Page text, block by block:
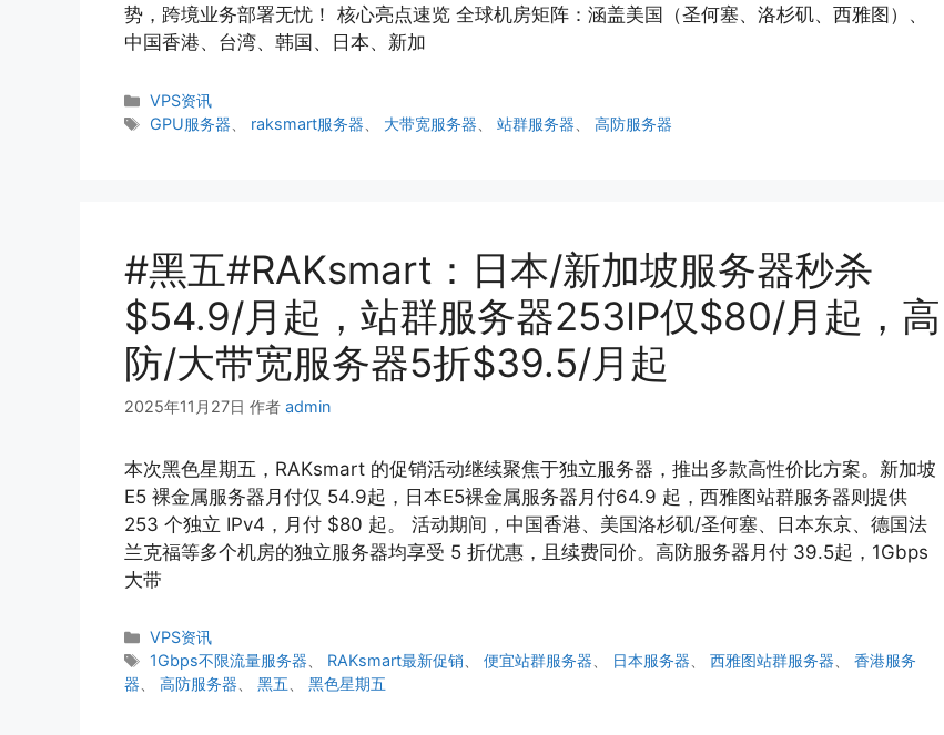
势，跨境业务部署无忧！ 核心亮点速览 全球机房矩阵：涵盖美国（圣何塞、洛杉矶、西雅图）、
中国香港、台湾、韩国、日本、新加
分
类
VPS资讯
标
GPU服务器 raksmart服务器 大带宽服务器 、站群服务器 、高防服务器
#黑五#RAKsmart：日本/新加坡服务器秒杀
$54.9/月起，站群服务器253IP仅$80/月起，高
防/大带宽服务器5折$39.5/月起
2025年11月27日 作者 admin
本次黑色星期五，RAKsmart 的促销活动继续聚焦于独立服务器，推出多款高性价比方案。新加坡
E5 裸金属服务器月付仅 54.9起，日本E5裸金属服务器月付64.9 起，西雅图站群服务器则提供
253 个独立 IPv4，月付 $80 起。 活动期间，中国香港、美国洛杉矶/圣何塞、日本东京、德国法
兰克福等多个机房的独立服务器均享受 5 折优惠，且续费同价。高防服务器月付 39.5起，1Gbps
大带
分
类
VPS资讯
标
签
1Gbps不限流量服务器、 RAKsmart最新促销、便宜站群服务器、 日本服务器、西雅图站群服务器、香港服务
器、 高防服务器、 黑五、 黑色星期五